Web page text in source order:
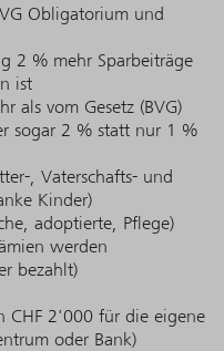
Obligatorium und
2 % mehr Sparbeiträge
ist
als vom Gesetz (BVG)
sogar 2 % statt nur 1 %
, Vaterschafts- und
Kinder)
adoptierte, Pflege)
werden
bezahlt)
CHF 2'000 für die eigene
oder Bank)